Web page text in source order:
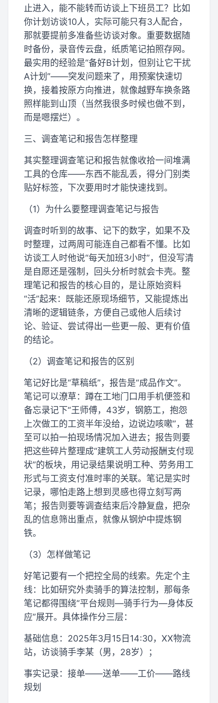
止进入，能不能转而访谈上下班员工？比如
你计划访谈10人，实际可能只有3人配合，
那就要提前多准备些访谈对象。重要数据随
时备份，录音传云盘，纸质笔记拍照存网。
最实用的经验是“备好B计划，但别让它干扰
A计划”——突发问题来了，用预案快速切
换，接着按原方向推进，就像越野车换条路
照样能到山顶（当然我很多时候也做不到，
而是嗯摆烂）。
三、调查笔记和报告怎样整理
其实整理调查笔记和报告就像收拾一间堆满
工具的仓库——东西不能乱丢，得分门别类
贴好标签，下次要用时才能快速找到。
（1）为什么要整理调查笔记与报告
调查时听到的故事、记下的数字，如果不及
时整理，过两周可能连自己都看不懂。比如
访谈工人时他说“每天加班3小时”，但没写清
是自愿还是强制，回头分析时就会卡壳。整
理笔记和报告的核心目的，是让原始资料
“活”起来：既能还原现场细节，又能提炼出
清晰的逻辑链条，方便自己或他人后续讨
论、验证、尝试得出一些更一般、更有价值
的结论。
（2）调查笔记和报告的区别
笔记好比是“草稿纸”，报告是“成品作文”。
笔记可以潦草：蹲在工地门口用手机便签和
备忘录记下“王师傅，43岁，钢筋工，抱怨
上次做工的工资半年没给，边说边咳嗽”，甚
至可以拍一拍现场情况加入进去；报告则要
把这些碎片整理成“建筑工人劳动报酬支付现
状”的板块，用记录结果说明工种、劳务用工
形式与工资支付准时率的关联。笔记是实时
记录，哪怕走路上想到灵感也得立刻写两
笔；报告则要等调查结束后冷静复盘，把杂
乱的信息筛出重点，就像从钢炉中提炼钢
铁。
（3）怎样做笔记
好笔记要有一个把控全局的线索。先定个主
线：比如研究外卖骑手的算法控制，那每条
笔记都得围绕“平台规则—骑手行为—身体反
应”展开。具体操作分三层：
基础信息：2025年3月15日14:30，XX物流
站，访谈骑手李某（男，28岁）；
事实记录：接单——送单——工价——路线
规划